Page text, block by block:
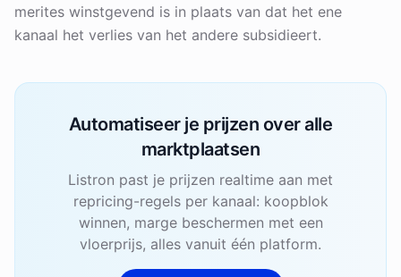
merites winstgevend is in plaats van dat het ene
kanaal het verlies van het andere subsidieert.
Automatiseer je prijzen over alle
marktplaatsen
Listron past je prijzen realtime aan met
repricing-regels per kanaal: koopblok
winnen, marge beschermen met een
vloerprijs, alles vanuit één platform.